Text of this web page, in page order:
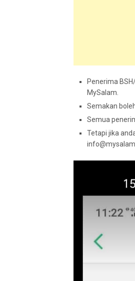
Penerima
MySalam.
Semakan
Semua
Tetapi jika